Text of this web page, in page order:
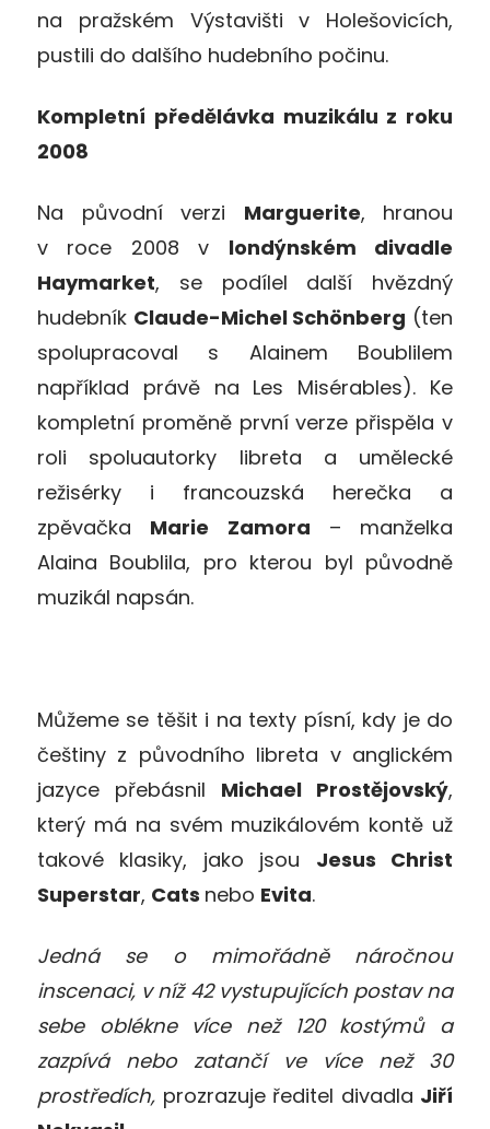
na pražském Výstavišti v Holešovicích,
pustili do dalšího hudebního počinu.
Kompletní předělávka muzikálu z roku
2008
Na původní verzi Marguerite, hranou
v roce 2008 v londýnském divadle
Haymarket, se podílel další hvězdný
hudebník Claude-Michel Schönberg (ten
spolupracoval s Alainem Boublilem
například právě na Les Misérables). Ke
kompletní proměně první verze přispěla v
roli spoluautorky libreta a umělecké
režisérky i francouzská herečka a
zpěvačka Marie Zamora – manželka
Alaina Boublila, pro kterou byl původně
muzikál napsán.
Můžeme se těšit i na texty písní, kdy je do
češtiny z původního libreta v anglickém
jazyce přebásnil Michael Prostějovský,
který má na svém muzikálovém kontě už
takové klasiky, jako jsou Jesus Christ
Superstar, Cats nebo Evita.
Jedná se o mimořádně náročnou
inscenaci, v níž 42 vystupujících postav na
sebe oblékne více než 120 kostýmů a
zazpívá nebo zatančí ve více než 30
prostředích, prozrazuje ředitel divadla Jiří